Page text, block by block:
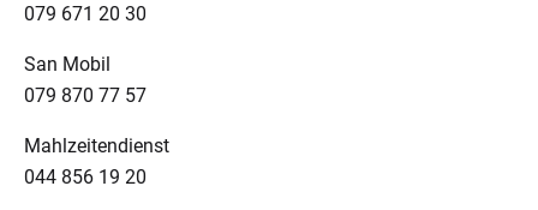
079 671 20 30
San Mobil
079 870 77 57
Mahlzeitendienst
044 856 19 20